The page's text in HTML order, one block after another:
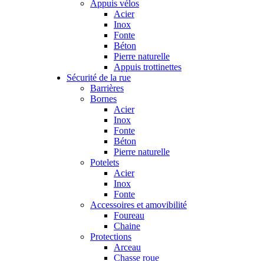
Appuis vélos
Acier
Inox
Fonte
Béton
Pierre naturelle
Appuis trottinettes
Sécurité de la rue
Barrières
Bornes
Acier
Inox
Fonte
Béton
Pierre naturelle
Potelets
Acier
Inox
Fonte
Accessoires et amovibilité
Foureau
Chaine
Protections
Arceau
Chasse roue